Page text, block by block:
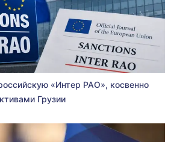
«Интер РАО», косвенно
Грузии